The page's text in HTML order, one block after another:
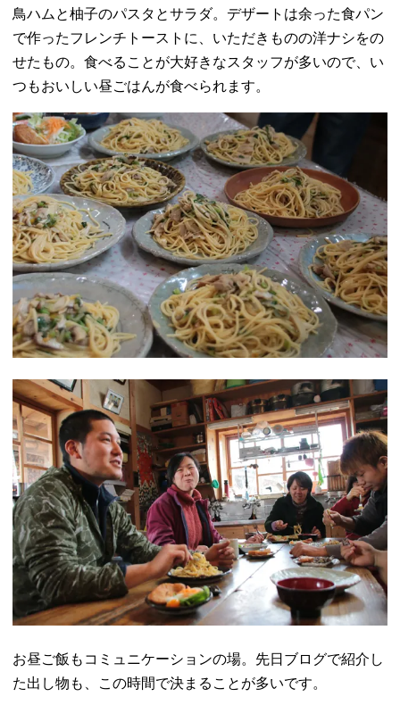
鳥ハムと柚子のパスタとサラダ。デザートは余った食パン
で作ったフレンチトーストに、いただきものの洋ナシをの
せたもの。食べることが大好きなスタッフが多いので、い
つもおいしい昼ごはんが食べられます。
お昼ご飯もコミュニケーションの場。先日ブログで紹介し
た出し物も、この時間で決まることが多いです。